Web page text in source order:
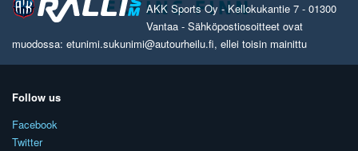
AKK Sports Oy - Kellokukantie 7 - 01300
Vantaa - Sähköpostiosoitteet ovat
muodossa: etunimi.sukunimi@autourheilu.fi, ellei toisin mainittu
Follow us
Facebook
Twitter